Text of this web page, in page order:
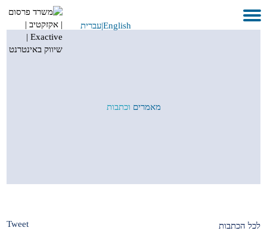
עברית|English
שירותים
מאמרים וכתבות
לכל הכתבות Tweet